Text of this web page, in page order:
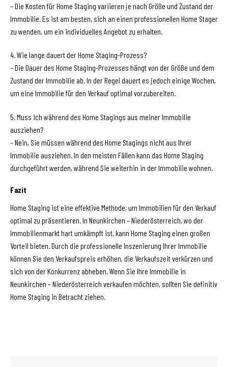
– Die Kosten für Home Staging variieren je nach Größe und Zustand der
Immobilie. Es ist am besten, sich an einen professionellen Home Stager
zu wenden, um ein individuelles Angebot zu erhalten.
4. Wie lange dauert der Home Staging-Prozess?
– Die Dauer des Home Staging-Prozesses hängt von der Größe und dem
Zustand der Immobilie ab. In der Regel dauert es jedoch einige Wochen,
um eine Immobilie für den Verkauf optimal vorzubereiten.
5. Muss ich während des Home Stagings aus meiner Immobilie
ausziehen?
– Nein, Sie müssen während des Home Stagings nicht aus Ihrer
Immobilie ausziehen. In den meisten Fällen kann das Home Staging
durchgeführt werden, während Sie weiterhin in der Immobilie wohnen.
Fazit
Home Staging ist eine effektive Methode, um Immobilien für den Verkauf
optimal zu präsentieren. In Neunkirchen – Niederösterreich, wo der
Immobilienmarkt hart umkämpft ist, kann Home Staging einen großen
Vorteil bieten. Durch die professionelle Inszenierung Ihrer Immobilie
können Sie den Verkaufspreis erhöhen, die Verkaufszeit verkürzen und
sich von der Konkurrenz abheben. Wenn Sie Ihre Immobilie in
Neunkirchen – Niederösterreich verkaufen möchten, sollten Sie definitiv
Home Staging in Betracht ziehen.